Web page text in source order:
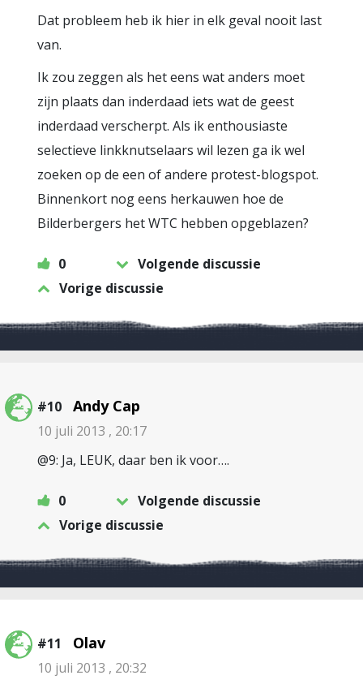
Dat probleem heb ik hier in elk geval nooit last
van.
Ik zou zeggen als het eens wat anders moet
zijn plaats dan inderdaad iets wat de geest
inderdaad verscherpt. Als ik enthousiaste
selectieve linkknutselaars wil lezen ga ik wel
zoeken op de een of andere protest-blogspot.
Binnenkort nog eens herkauwen hoe de
Bilderbergers het WTC hebben opgeblazen?
0
Volgende discussie
Vorige discussie
#10 Andy Cap
10 juli 2013 , 20:17
@9: Ja, LEUK, daar ben ik voor….
0
Volgende discussie
Vorige discussie
#11 Olav
10 juli 2013 , 20:32